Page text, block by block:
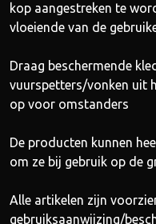
kop aangestreken te
vloeiende van de
Draag beschermende
vuurspetters/vonken uit
op voor omstanders
De producten kunnen
om ze bij gebruik op de
Alle artikelen zijn
gebruiksaanwijzing/